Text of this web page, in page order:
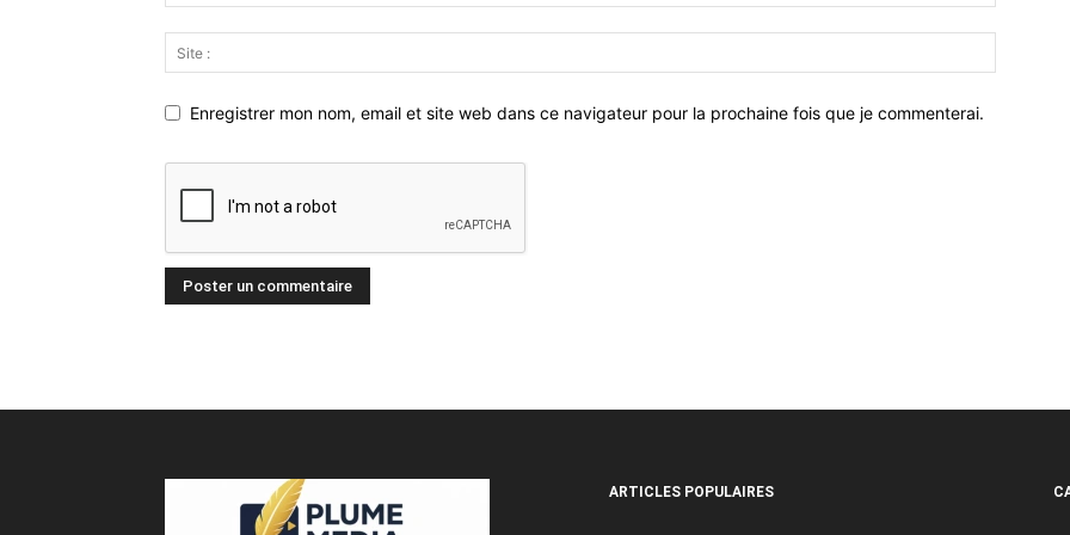
Enregistrer mon nom, email et site web dans ce navigateur pour la prochaine fois que je commenterai.
ARTICLES POPULAIRES